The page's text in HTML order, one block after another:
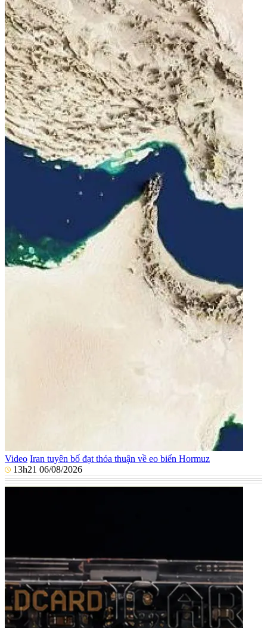
Video Iran tuyên bố đạt thỏa thuận về eo biển Hormuz
13h21 06/08/2026